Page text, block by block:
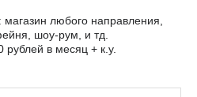
любого направления,
шоу-рум, и тд.
в месяц + к.у.